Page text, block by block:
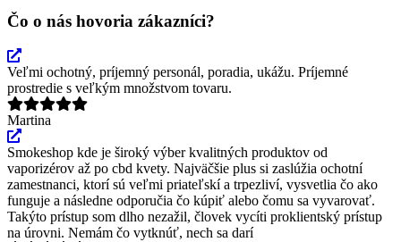
Čo o nás hovoria zákazníci?
Veľmi ochotný, príjemný personál, poradia, ukážu. Príjemné
prostredie s veľkým množstvom tovaru.
Martina
Smokeshop kde je široký výber kvalitných produktov od
vaporizérov až po cbd kvety. Najväčšie plus si zaslúžia ochotní
zamestnanci, ktorí sú veľmi priateľskí a trpezliví, vysvetlia čo ako
funguje a následne odporučia čo kúpiť alebo čomu sa vyvarovať.
Takýto prístup som dlho nezažil, človek vycíti proklientský prístup
na úrovni. Nemám čo vytknúť, nech sa darí